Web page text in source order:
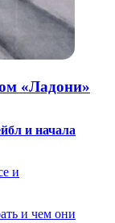
«Ладони»
и начала
и
и чем они